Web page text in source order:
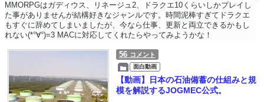
MMORPGはガディウス、リネージュ2、ドラクエ10くらいしかプレイし
た事がありませんが結構好きなジャンルです。時間泥棒すぎてドラクエ
もすぐに辞めてしまいましたが、今なら仕事、更新と両立できるかもし
れない(*°∀°)=3 MACに対応してくれたらやってみようかな！
56 コメント
面白動画
【動画】日本の石油備蓄の仕組みと規
模を解説するJOGMEC公式。